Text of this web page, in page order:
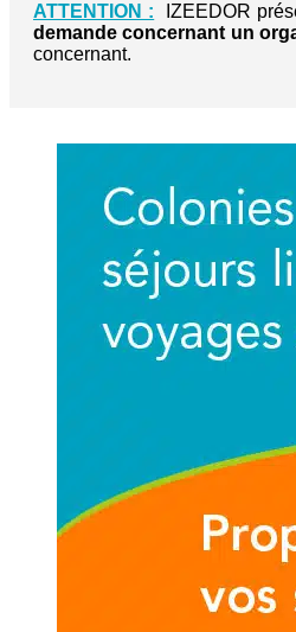
ATTENTION : IZEEDOR
demande concernant un
concernant.